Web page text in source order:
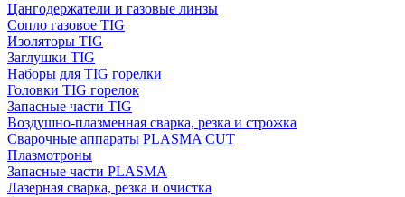
Цангодержатели и газовые линзы
Сопло газовое TIG
Изоляторы TIG
Заглушки TIG
Наборы для TIG горелки
Головки TIG горелок
Запасные части TIG
Воздушно-плазменная сварка, резка и строжка
Сварочные аппараты PLASMA CUT
Плазмотроны
Запасные части PLASMA
Лазерная сварка, резка и очистка